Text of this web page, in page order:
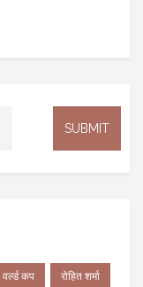
कप रोहित शर्मा